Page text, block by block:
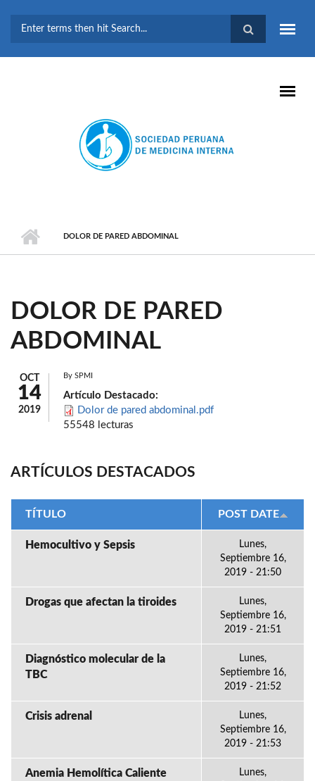
BÚSQUEDA
DOLOR DE PARED ABDOMINAL
DOLOR DE PARED
ABDOMINAL
OCT
14
2019
By SPMI
Artículo Destacado:
Dolor de pared abdominal.pdf
55548 lecturas
ARTÍCULOS DESTACADOS
TÍTULO POST DATE
Hemocultivo y Sepsis
Lunes,
Septiembre 16,
2019 - 21:50
Drogas que afectan la tiroides
Lunes,
Septiembre 16,
2019 - 21:51
Diagnóstico molecular de la
TBC
Lunes,
Septiembre 16,
2019 - 21:52
Crisis adrenal
Lunes,
Septiembre 16,
2019 - 21:53
Anemia Hemolítica Caliente
Lunes,